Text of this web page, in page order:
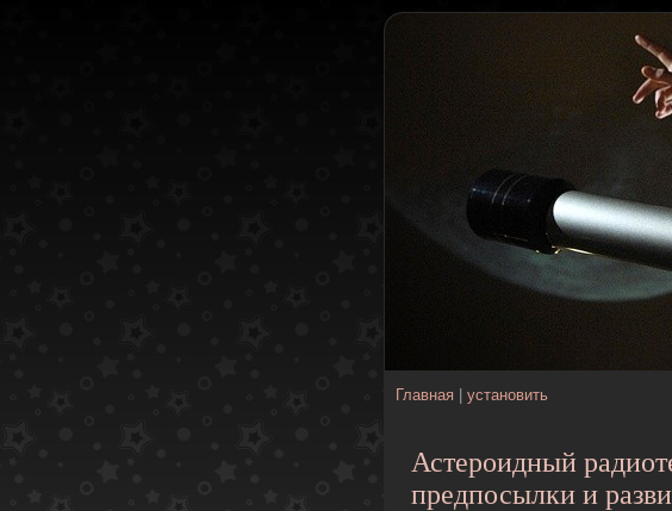
Главная |установить
Астероидный
предпосылки и